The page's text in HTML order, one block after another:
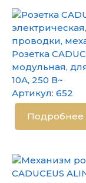
Розетка
модульная,
10А, 250 В~
Артикул: 652
Подробнее